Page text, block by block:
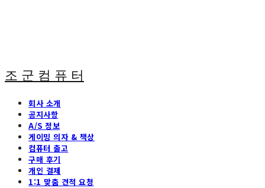
조 군 컴 퓨 터
회사 소개
공지사항
A/S 정보
게이밍 의자 & 책상
컴퓨터 출고
구매 후기
개인 결제
1:1 맞춤 견적 요청